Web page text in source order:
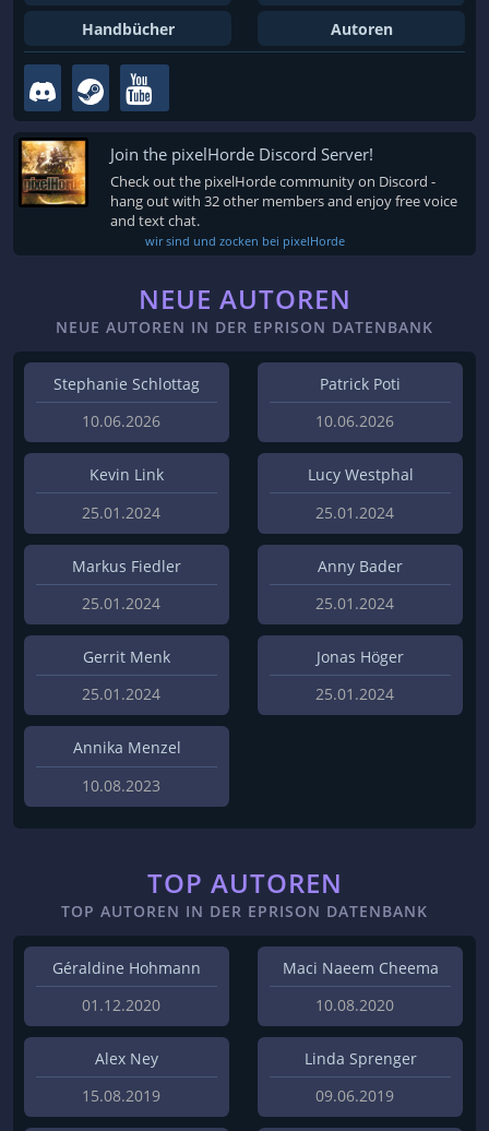
Handbücher
Autoren
Join the pixelHorde Discord Server!
Check out the pixelHorde community on Discord -
hang out with 32 other members and enjoy free voice
and text chat.
wir sind und zocken bei pixelHorde
NEUE AUTOREN
NEUE AUTOREN IN DER EPRISON DATENBANK
Stephanie Schlottag
10.06.2026
Patrick Poti
10.06.2026
Kevin Link
25.01.2024
Lucy Westphal
25.01.2024
Markus Fiedler
25.01.2024
Anny Bader
25.01.2024
Gerrit Menk
25.01.2024
Jonas Höger
25.01.2024
Annika Menzel
10.08.2023
TOP AUTOREN
TOP AUTOREN IN DER EPRISON DATENBANK
Géraldine Hohmann
01.12.2020
Maci Naeem Cheema
10.08.2020
Alex Ney
15.08.2019
Linda Sprenger
09.06.2019